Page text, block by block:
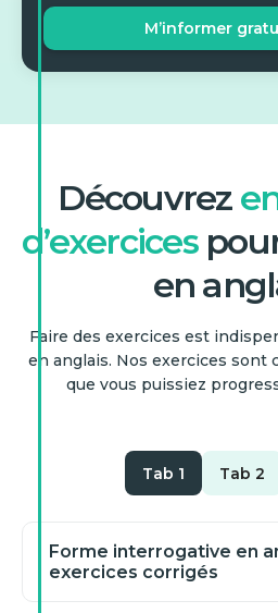
M’informer
Découvrez
d’exercices
en
Faire des exercices est
en anglais. Nos exercices sont
que vous puissiez
Tab 1 Tab 2
Forme interrogative en
exercices corrigés